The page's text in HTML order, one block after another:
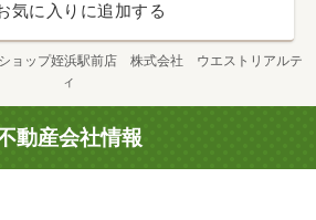
気に入りに追加する
ョップ姪浜駅前店 株式会社 ウエストリアルテ
ィ
動産会社情報